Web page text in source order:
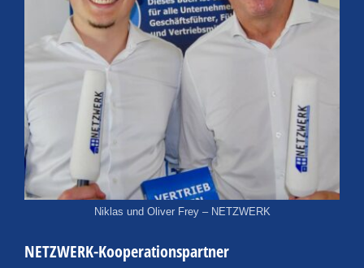
Niklas und Oliver Frey – NETZWERK
NETZWERK-Kooperationspartner